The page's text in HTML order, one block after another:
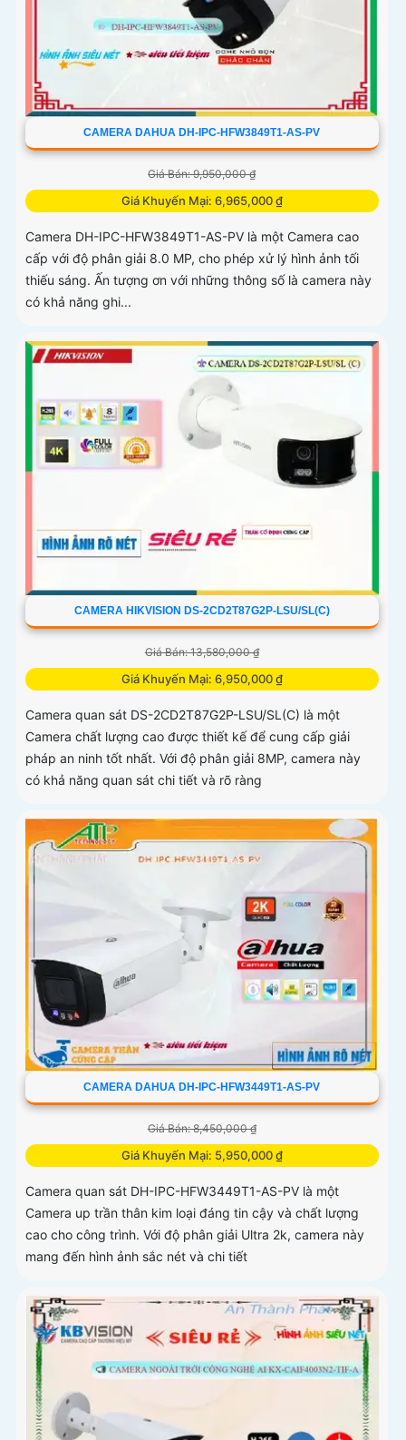
CAMERA DAHUA DH-IPC-HFW3849T1-AS-PV
Giá Bán: 9,950,000 ₫
Giá Khuyến Mại: 6,965,000 ₫
Camera DH-IPC-HFW3849T1-AS-PV là một Camera cao
cấp với độ phân giải 8.0 MP, cho phép xử lý hình ảnh tối
thiếu sáng. Ấn tượng ơn với những thông số là camera này
có khả năng ghi...
CAMERA HIKVISION DS-2CD2T87G2P-LSU/SL(C)
Giá Bán: 13,580,000 ₫
Giá Khuyến Mại: 6,950,000 ₫
Camera quan sát DS-2CD2T87G2P-LSU/SL(C) là một
Camera chất lượng cao được thiết kế để cung cấp giải
pháp an ninh tốt nhất. Với độ phân giải 8MP, camera này
có khả năng quan sát chi tiết và rõ ràng
CAMERA DAHUA DH-IPC-HFW3449T1-AS-PV
Giá Bán: 8,450,000 ₫
Giá Khuyến Mại: 5,950,000 ₫
Camera quan sát DH-IPC-HFW3449T1-AS-PV là một
Camera up trần thân kim loại đáng tin cậy và chất lượng
cao cho công trình. Với độ phân giải Ultra 2k, camera này
mang đến hình ảnh sắc nét và chi tiết